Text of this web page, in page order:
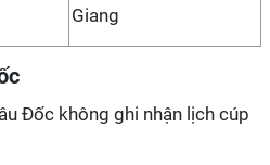
Giang
Đốc không ghi nhận lịch cúp